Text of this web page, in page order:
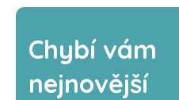
Chybí vám
nejnovější